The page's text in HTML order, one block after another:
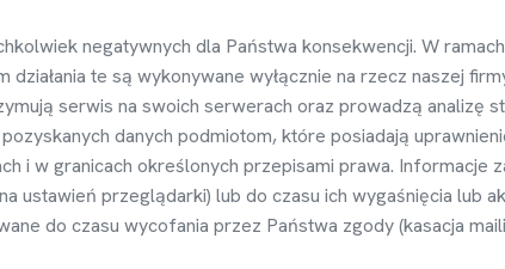
negatywnych dla Państwa konsekwencji. W
działania te są wykonywane wyłącznie na rzecz naszej
ą serwis na swoich serwerach oraz prowadzą analizę
danych podmiotom, które posiadają
i w granicach określonych przepisami prawa. Informacje
ustawień przeglądarki) lub do czasu ich wygaśnięcia lub
do czasu wycofania przez Państwa zgody (kasacja